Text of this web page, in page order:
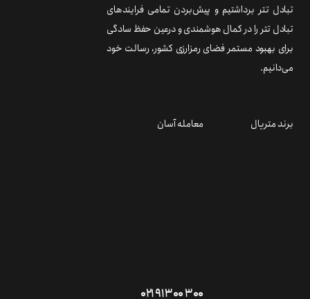
تبادل تتر برداشتیم و پیش‌بردن تمامی فرایندهای
تبادل تتر را در کمال هوشمندی و درعین حفظ سادگی
برای بهبود مستمر فضای رمزارزی کشور، رسالت خود
می‌دانیم.
برند متریال معامله آسان
۰۲۱ ۹۱ ۳۰۰ ۳۰۰